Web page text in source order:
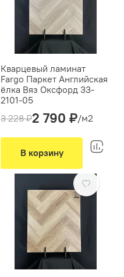
Кварцевый ламинат
Fargo Паркет Английская
ёлка Вяз Оксфорд 33-
2101-05
Толщина(мм):4
Вид укладки:
Английская елка
Цвет:Бежевый
3 228 ₽2 790 ₽/м2
В корзину